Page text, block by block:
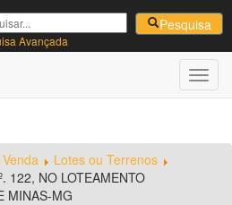
Pesquisa
Avançada
Lotes ou Terrenos
122, NO LOTEAMENTO
MINAS-MG